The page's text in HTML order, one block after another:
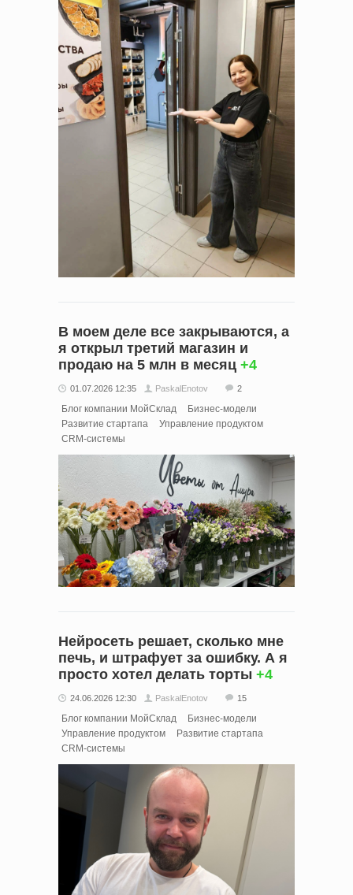
В моем деле все закрываются, а
я открыл третий магазин и
продаю на 5 млн в месяц +4
01.07.2026 12:35 PaskalEnotov 2
Блог компании МойСклад
Бизнес-модели
Развитие стартапа
Управление продуктом
CRM-системы
Нейросеть решает, сколько мне
печь, и штрафует за ошибку. А я
просто хотел делать торты +4
24.06.2026 12:30 PaskalEnotov 15
Блог компании МойСклад
Бизнес-модели
Управление продуктом
Развитие стартапа
CRM-системы